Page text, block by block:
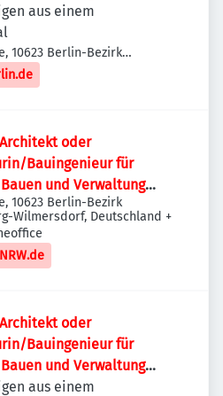
aus einem
10623 Berlin-Bezirk
Wilmersdorf, Deutschland
oder
Bauingenieur für
und Verwaltung
10623 Berlin-Bezirk
Wilmersdorf, Deutschland +
oder
Bauingenieur für
und Verwaltung
aus einem